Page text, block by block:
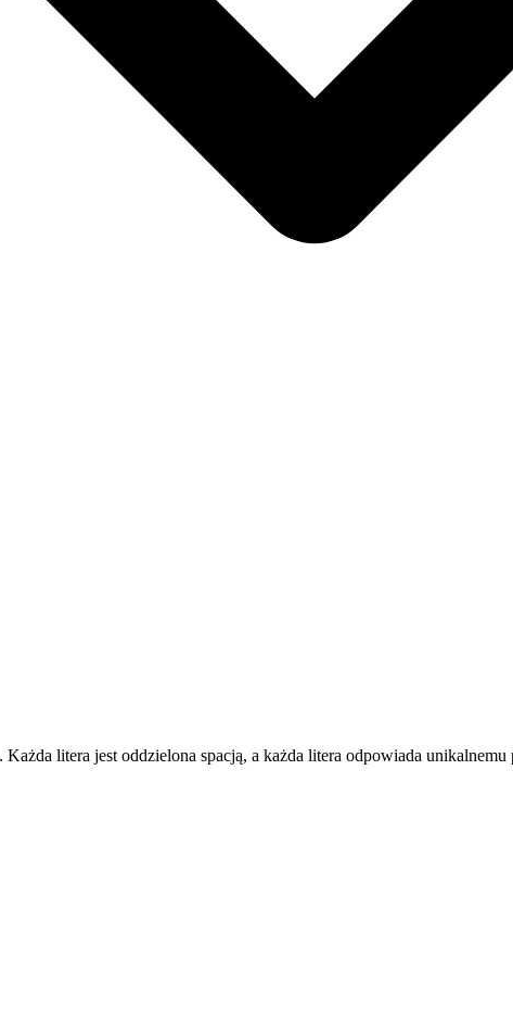
litera jest oddzielona spacją, a każda litera odpowiada unikalnemu